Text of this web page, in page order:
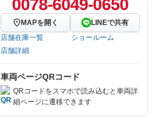
0078-6049-0650
MAPを開く
LINEで共有
店舗在庫一覧
ショールーム
店舗詳細
車両ページQRコード
QRコードをスマホで読み込むと車両詳
細ページに遷移できます